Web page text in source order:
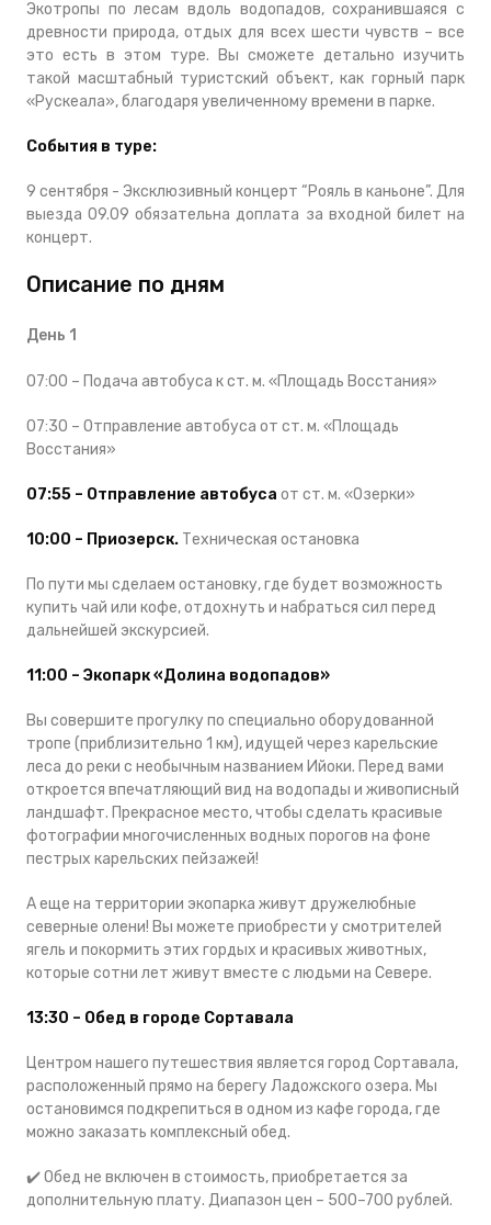
Экотропы по лесам вдоль водопадов, сохранившаяся с
древности природа, отдых для всех шести чувств – все
это есть в этом туре. Вы сможете детально изучить
такой масштабный туристский объект, как горный парк
«Рускеала», благодаря увеличенному времени в парке.
События в туре:
9 сентября - Эксклюзивный концерт “Рояль в каньоне”. Для
выезда 09.09 обязательна доплата за входной билет на
концерт.
Описание по дням
День 1
07:00 – Подача автобуса к ст. м. «Площадь Восстания»
07:30 – Отправление автобуса от ст. м. «Площадь
Восстания»
07:55 – Отправление автобуса от ст. м. «Озерки»
10:00 – Приозерск. Техническая остановка
По пути мы сделаем остановку, где будет возможность
купить чай или кофе, отдохнуть и набраться сил перед
дальнейшей экскурсией.
11:00 – Экопарк «Долина водопадов»
Вы совершите прогулку по специально оборудованной
тропе (приблизительно 1 км), идущей через карельские
леса до реки с необычным названием Ийоки. Перед вами
откроется впечатляющий вид на водопады и живописный
ландшафт. Прекрасное место, чтобы сделать красивые
фотографии многочисленных водных порогов на фоне
пестрых карельских пейзажей!
А еще на территории экопарка живут дружелюбные
северные олени! Вы можете приобрести у смотрителей
ягель и покормить этих гордых и красивых животных,
которые сотни лет живут вместе с людьми на Севере.
13:30 – Обед в городе Сортавала
Центром нашего путешествия является город Сортавала,
расположенный прямо на берегу Ладожского озера. Мы
остановимся подкрепиться в одном из кафе города, где
можно заказать комплексный обед.
✔️ Обед не включен в стоимость, приобретается за
дополнительную плату. Диапазон цен – 500–700 рублей.